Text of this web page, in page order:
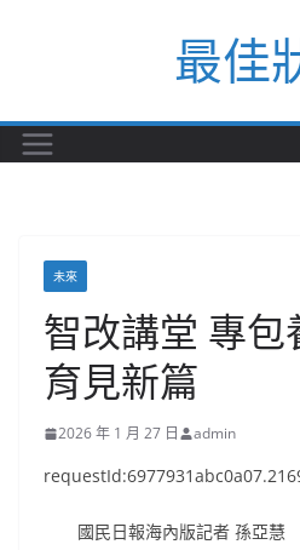
最佳
未來
智改講堂 專包
育見新篇
2026 年 1 月 27 日 admin
國民日報海內版記者 孫亞慧